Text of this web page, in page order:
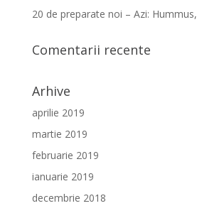
20 de preparate noi – Azi:
Comentarii recente
Arhive
aprilie 2019
martie 2019
februarie 2019
ianuarie 2019
decembrie 2018